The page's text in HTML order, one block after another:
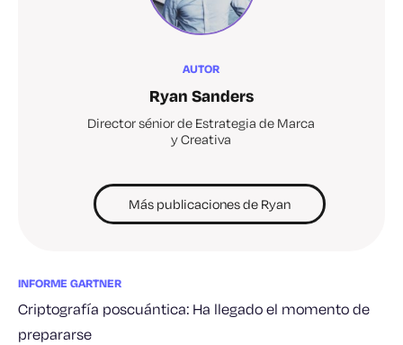
AUTOR
Ryan Sanders
Director sénior de Estrategia de Marca
y Creativa
Más publicaciones de Ryan
INFORME GARTNER
Criptografía poscuántica: Ha llegado el momento de
prepararse